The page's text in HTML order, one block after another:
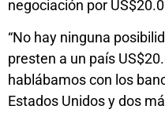
negociación por
“No hay ninguna
presten a un país
hablábamos con los
Estados Unidos y dos